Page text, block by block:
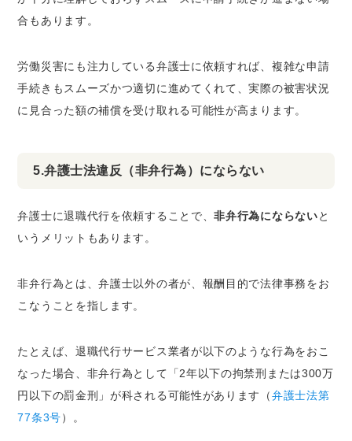
合もあります。
労働災害にも注力している弁護士に依頼すれば、複雑な申請
手続きもスムーズかつ適切に進めてくれて、実際の被害状況
に見合った額の補償を受け取れる可能性が高まります。
5.弁護士法違反（非弁行為）にならない
弁護士に退職代行を依頼することで、非弁行為にならないと
いうメリットもあります。
非弁行為とは、弁護士以外の者が、報酬目的で法律事務をお
こなうことを指します。
たとえば、退職代行サービス業者が以下のような行為をおこ
なった場合、非弁行為として「2年以下の拘禁刑または300万
円以下の罰金刑」が科される可能性があります（弁護士法第
77条3号）。